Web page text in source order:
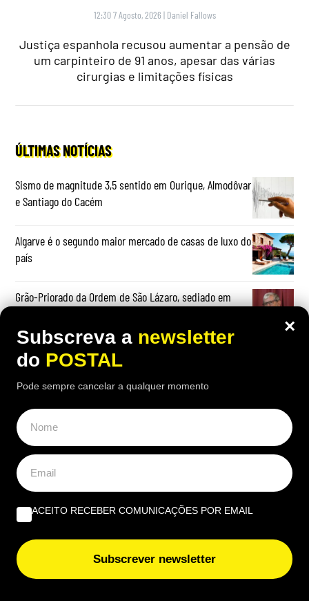
12:30 7 Agosto, 2026 | Daniel Fallows
Justiça espanhola recusou aumentar a pensão de
um carpinteiro de 91 anos, apesar das várias
cirurgias e limitações físicas
ÚLTIMAS NOTÍCIAS
Sismo de magnitude 3,5 sentido em Ourique, Almodôvar
e Santiago do Cacém
Algarve é o segundo maior mercado de casas de luxo do
país
Grão-Priorado da Ordem de São Lázaro, sediado em
Morreu Carlos Santos, bombeiro sapador de Loulé com
mais de 30 anos de serviço
“Não poderia ser de outra maneira”: bombeira
abandona o seu almoço de anos para combater
incêndio e recebe uma surpresa
OPINIÃO
Em defesa do bife minguado | Por José Figueiredo
Santos
×
Subscreva a newsletter
do POSTAL
Pode sempre cancelar a qualquer momento
ACEITO RECEBER COMUNICAÇÕES POR EMAIL
Subscrever newsletter